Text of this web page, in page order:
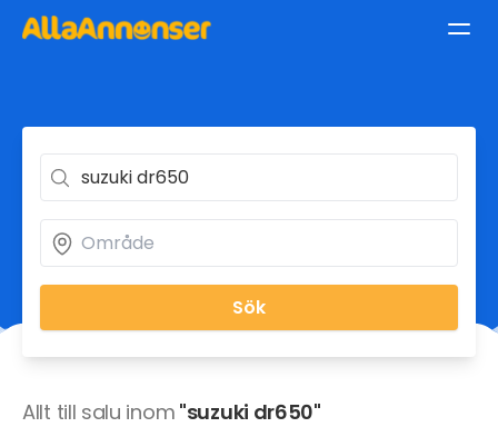
Sök
Allt till salu inom "suzuki dr650"